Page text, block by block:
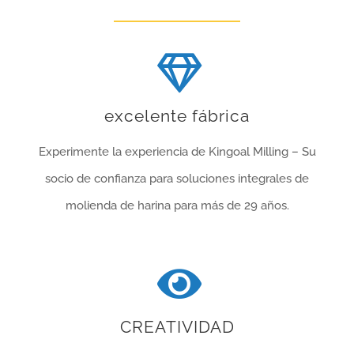
excelente fábrica
Experimente la experiencia de Kingoal Milling – Su
socio de confianza para soluciones integrales de
molienda de harina para más de 29 años.
CREATIVIDAD